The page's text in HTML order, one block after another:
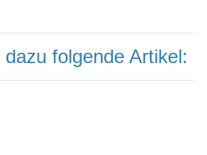
folgende Artikel: